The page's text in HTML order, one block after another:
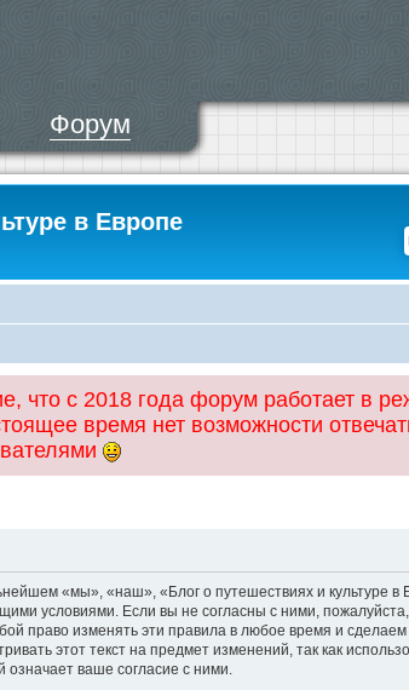
Форум
в Европе
что с 2018 года форум работает в
время нет возможности
«мы», «наш», «Блог о путешествиях и культуре в
условиями. Если вы не согласны с ними,
право изменять эти правила в любое время и
этот текст на предмет изменений, так как
означает ваше согласие с ними.